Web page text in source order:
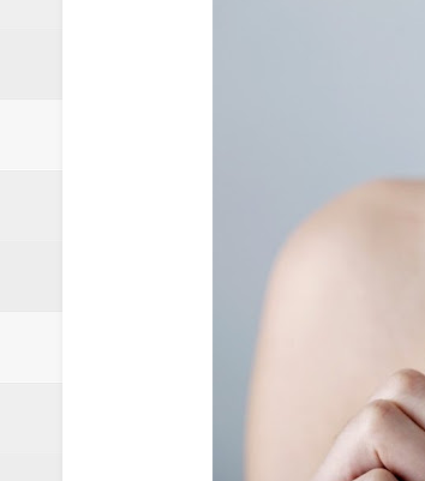
Quinto "saidão"
Agência do
Nova mistura de
Campanha para
Relatório apontou
Renata D'Aguiar
Moradores
Homem é
Moradora de